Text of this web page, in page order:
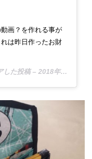
画？を作れる事が
は昨日作ったお財
した投稿 – 2018年10月月5日午前6時43分PDT